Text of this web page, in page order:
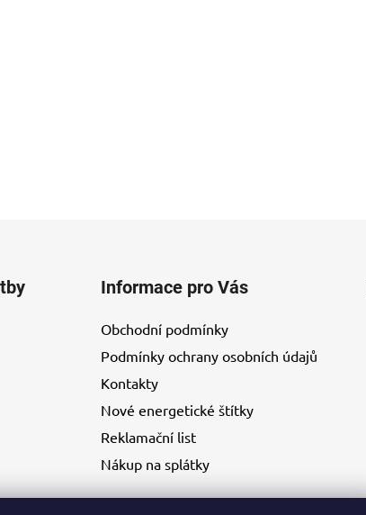
Informace pro Vás
Obchodní podmínky
Podmínky ochrany osobních údajů
Kontakty
Nové energetické štítky
Reklamační list
Nákup na splátky